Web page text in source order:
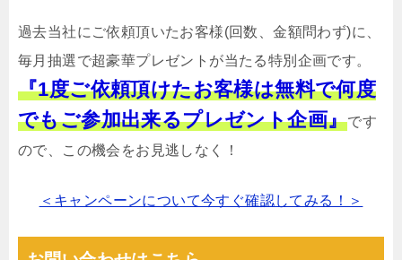
過去当社にご依頼頂いたお客様(回数、金額問わず)に、
毎月抽選で超豪華プレゼントが当たる特別企画です。
『1度ご依頼頂けたお客様は無料で何度
でもご参加出来るプレゼント企画』です
ので、この機会をお見逃しなく！
＜キャンペーンについて今すぐ確認してみる！＞